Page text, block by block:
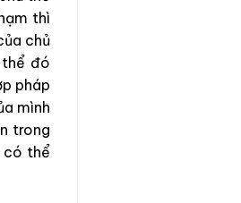
thì
chủ
thể đó
pháp
mình
trong
có thể